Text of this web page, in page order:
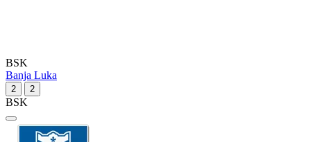
BSK
Banja Luka
2 2
BSK